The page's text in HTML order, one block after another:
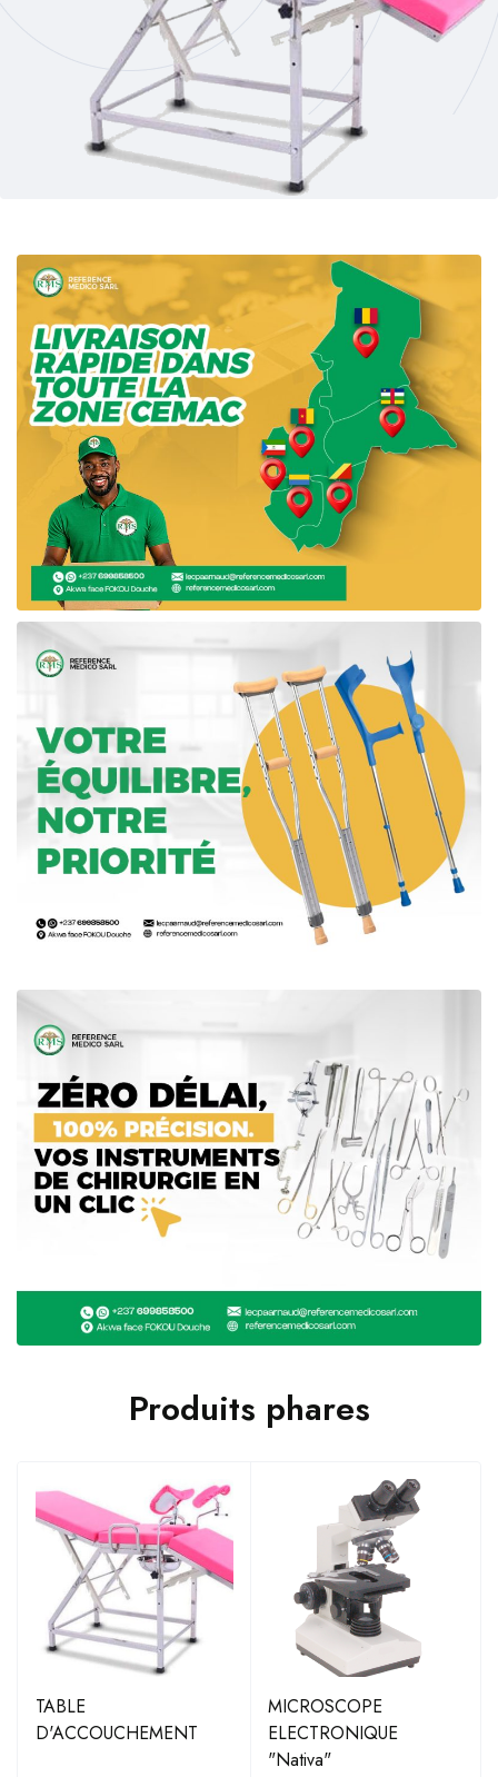
Produits phares
TABLE
D'ACCOUCHEMENT
MICROSCOPE
ELECTRONIQUE
"Nativa"